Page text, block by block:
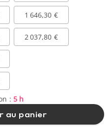
1 646,30 €
2 037,80 €
: 5 h
au panier